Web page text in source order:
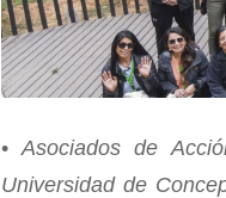
•Asociados de
Universidad de